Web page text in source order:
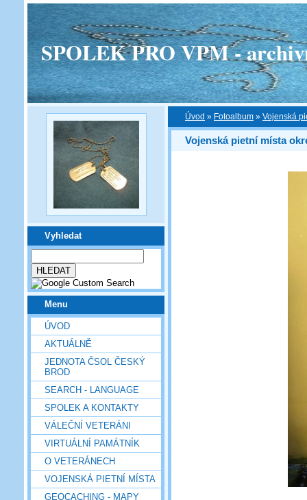
SPOLEK PRO VPM -
Vyhledat
Menu
ÚVOD
AKTUÁLNĚ
JEDNOTA ČSOL ČESKÝ
BROD
SEARCH - LANGUAGE
SPOLEK A KONTAKTY
VÁLEČNÍ VETERÁNI
VIRTUÁLNÍ PAMÁTNÍK
O VETERÁNECH
VOJENSKÁ PIETNÍ MÍSTA
GEOCACHING - MAPY
Úvod » Fotoalbum » Vojenská
Vojenská pietní místa